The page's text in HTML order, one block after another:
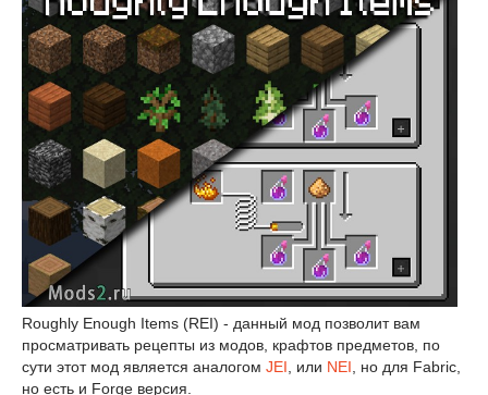
Roughly Enough Items (REI) - данный мод позволит вам
просматривать рецепты из модов, крафтов предметов, по
сути этот мод является аналогом JEI , или NEI , но для Fabric,
но есть и Forge версия.